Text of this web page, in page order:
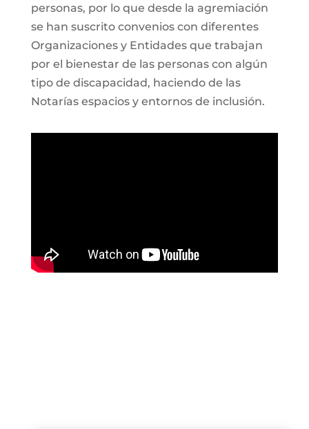
personas, por lo que desde la agremiación
se han suscrito convenios con diferentes
Organizaciones y Entidades que trabajan
por el bienestar de las personas con algún
tipo de discapacidad, haciendo de las
Notarías espacios y entornos de inclusión.